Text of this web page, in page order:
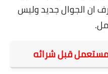
ان الجوال جديد وليس
قبل شرائه